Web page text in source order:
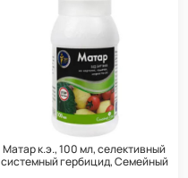
Матар к.э., 100 мл, селективный
системный гербицид, Семейный